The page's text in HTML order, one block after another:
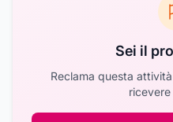
Sei il
Reclama questa